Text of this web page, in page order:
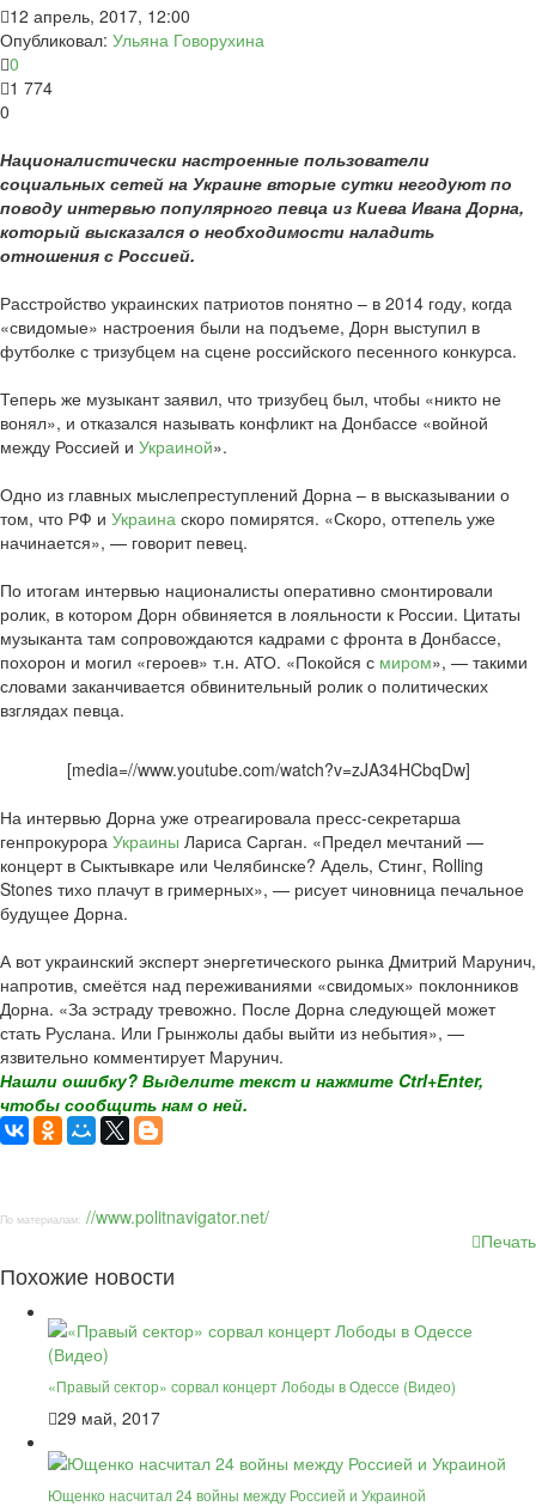
12 апрель, 2017, 12:00
Опубликовал: Ульяна Говорухина
0
1 774
0
Националистически настроенные пользователи
социальных сетей на Украине вторые сутки негодуют по
поводу интервью популярного певца из Киева Ивана Дорна,
который высказался о необходимости наладить
отношения с Россией.
Расстройство украинских патриотов понятно – в 2014 году, когда
«свидомые» настроения были на подъеме, Дорн выступил в
футболке с тризубцем на сцене российского песенного конкурса.
Теперь же музыкант заявил, что тризубец был, чтобы «никто не
вонял», и отказался называть конфликт на Донбассе «войной
между Россией и Украиной».
Одно из главных мыслепреступлений Дорна – в высказывании о
том, что РФ и Украина скоро помирятся. «Скоро, оттепель уже
начинается», — говорит певец.
По итогам интервью националисты оперативно смонтировали
ролик, в котором Дорн обвиняется в лояльности к России. Цитаты
музыканта там сопровождаются кадрами с фронта в Донбассе,
похорон и могил «героев» т.н. АТО. «Покойся с миром», — такими
словами заканчивается обвинительный ролик о политических
взглядах певца.
[media=//www.youtube.com/watch?v=zJA34HCbqDw]
На интервью Дорна уже отреагировала пресс-секретарша
генпрокурора Украины Лариса Сарган. «Предел мечтаний —
концерт в Сыктывкаре или Челябинске? Адель, Стинг, Rolling
Stones тихо плачут в гримерных», — рисует чиновница печальное
будущее Дорна.
А вот украинский эксперт энергетического рынка Дмитрий Марунич,
напротив, смеётся над переживаниями «свидомых» поклонников
Дорна. «За эстраду тревожно. После Дорна следующей может
стать Руслана. Или Грынжолы дабы выйти из небытия», —
язвительно комментирует Марунич.
Нашли ошибку? Выделите текст и нажмите Ctrl+Enter,
чтобы сообщить нам о ней.
По материалам: //www.politnavigator.net/
Печать
Похожие новости
«Правый сектор» сорвал концерт Лободы в Одессе (Видео)
29 май, 2017
Ющенко насчитал 24 войны между Россией и Украиной